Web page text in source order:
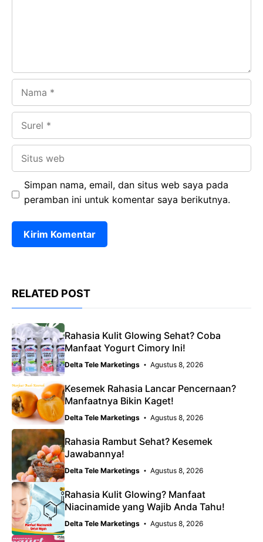
Simpan nama, email, dan situs web saya pada
peramban ini untuk komentar saya berikutnya.
RELATED POST
Rahasia Kulit Glowing Sehat? Coba
Manfaat Yogurt Cimory Ini!
Delta Tele Marketings Agustus 8, 2026
Kesemek Rahasia Lancar Pencernaan?
Manfaatnya Bikin Kaget!
Delta Tele Marketings Agustus 8, 2026
Rahasia Rambut Sehat? Kesemek
Jawabannya!
Delta Tele Marketings Agustus 8, 2026
Rahasia Kulit Glowing? Manfaat
Niacinamide yang Wajib Anda Tahu!
Delta Tele Marketings Agustus 8, 2026